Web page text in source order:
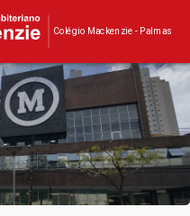
Colégio Mackenzie - Palmas